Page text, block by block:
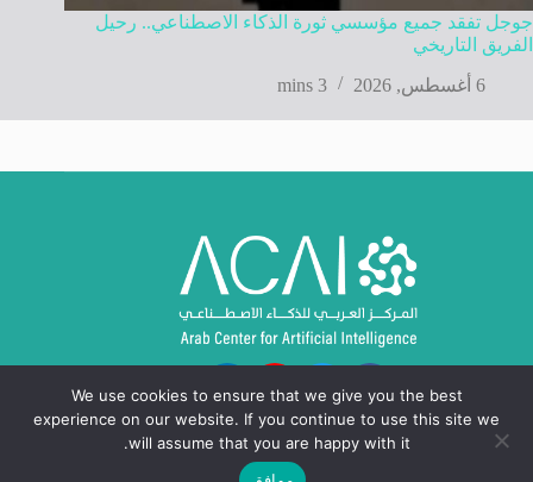
جوجل تفقد جميع مؤسسي ثورة الذكاء الاصطناعي.. رحيل
الفريق التاريخي
6 أغسطس, 2026
3 mins
We use cookies to ensure that we give you the best
experience on our website. If you continue to use this site we
will assume that you are happy with it.